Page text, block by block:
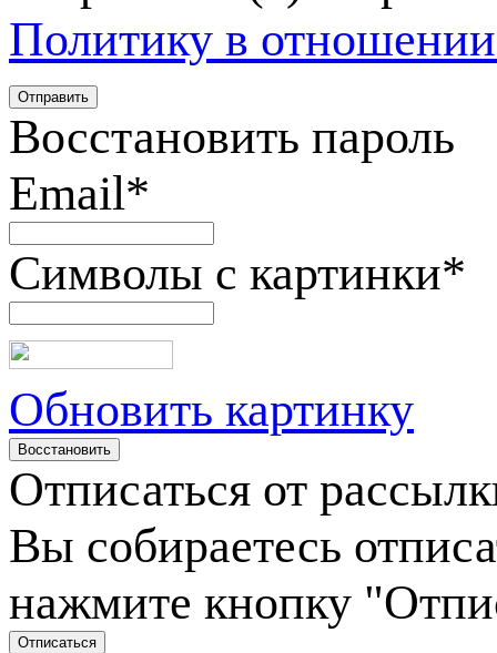
Политику в
Восстановить пароль
Email*
Символы с картинки*
Обновить картинку
Отписаться от
Вы собираетесь
нажмите кнопку